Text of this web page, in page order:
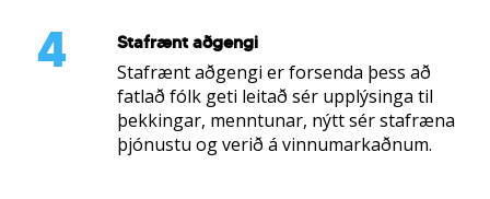
4 Stafrænt aðgengi
Stafrænt aðgengi er forsenda þess að
fatlað fólk geti leitað sér upplýsinga til
þekkingar, menntunar, nýtt sér stafræna
þjónustu og verið á vinnumarkaðnum.